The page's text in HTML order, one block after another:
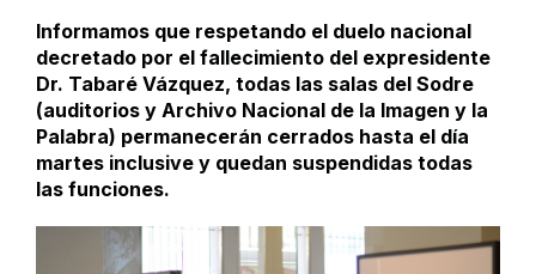
Informamos que respetando el duelo nacional
decretado por el fallecimiento del expresidente
Dr. Tabaré Vázquez, todas las salas del Sodre
(auditorios y Archivo Nacional de la Imagen y la
Palabra) permanecerán cerrados hasta el día
martes inclusive y quedan suspendidas todas
las funciones.